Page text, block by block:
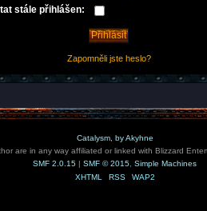
stále přihlášen:
Zapomněli jste heslo?
Catalysm, by Akyhne
are in any way affiliated or linked with Blizzard
SMF 2.0.15 | SMF © 2015 Simple Machines
XHTML
RSS WAP2